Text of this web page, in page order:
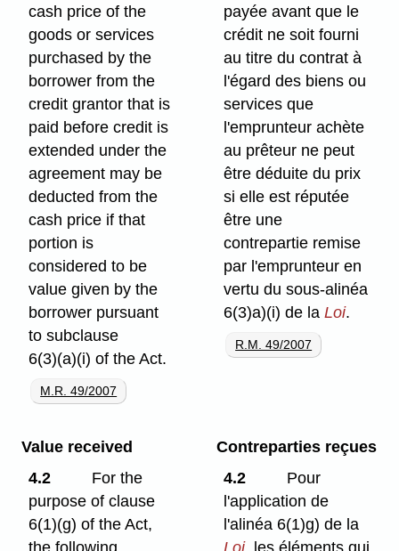
cash price of the
goods or services
purchased by the
borrower from the
credit grantor that is
paid before credit is
extended under the
agreement may be
deducted from the
cash price if that
portion is
considered to be
value given by the
borrower pursuant
to subclause
6(3)⁠(a)⁠(i) of the Act.
M.R. 49/2007
payée avant que le
crédit ne soit fourni
au titre du contrat à
l'égard des biens ou
services que
l'emprunteur achète
au prêteur ne peut
être déduite du prix
si elle est réputée
être une
contrepartie remise
par l'emprunteur en
vertu du sous-alinéa
6(3)a)⁠(i) de laLoi.
R.M. 49/2007
Value received
4.2
For the
purpose of clause
6(1)⁠(g) of the Act,
the following
Contreparties reçues
4.2
Pour
l'application de
l'alinéa 6(1)g) de la
Loi, les éléments qui